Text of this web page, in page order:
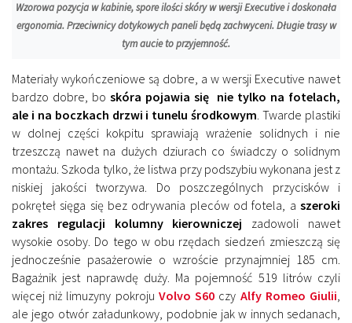
Wzorowa pozycja w kabinie, spore ilości skóry w wersji Executive i doskonała
ergonomia. Przeciwnicy dotykowych paneli będą zachwyceni. Długie trasy w
tym aucie to przyjemność.
Materiały wykończeniowe są dobre, a w wersji Executive nawet
bardzo dobre, bo skóra pojawia się nie tylko na fotelach,
ale i na boczkach drzwi i tunelu środkowym. Twarde plastiki
w dolnej części kokpitu sprawiają wrażenie solidnych i nie
trzeszczą nawet na dużych dziurach co świadczy o solidnym
montażu. Szkoda tylko, że listwa przy podszybiu wykonana jest z
niskiej jakości tworzywa. Do poszczególnych przycisków i
pokręteł sięga się bez odrywania pleców od fotela, a szeroki
zakres regulacji kolumny kierowniczej zadowoli nawet
wysokie osoby. Do tego w obu rzędach siedzeń zmieszczą się
jednocześnie pasażerowie o wzroście przynajmniej 185 cm.
Bagażnik jest naprawdę duży. Ma pojemność 519 litrów czyli
więcej niż limuzyny pokroju Volvo S60 czy Alfy Romeo Giulii,
ale jego otwór załadunkowy, podobnie jak w innych sedanach,